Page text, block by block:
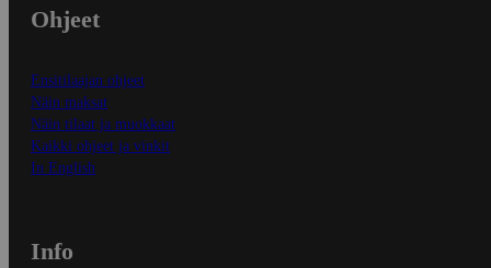
Ohjeet
Ensitilaajan ohjeet
Näin maksat
Näin tilaat ja muokkaat
Kaikki ohjeet ja vinkit
In English
Info